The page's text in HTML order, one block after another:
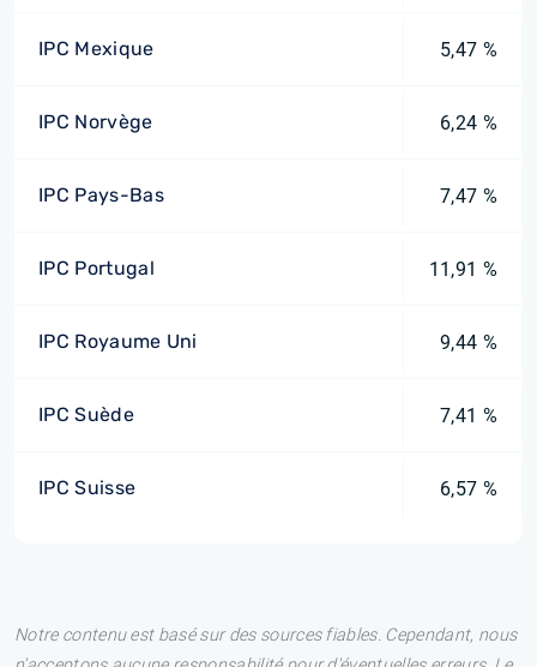
IPC Mexique 5,47 %
IPC Norvège 6,24 %
IPC Pays-Bas 7,47 %
IPC Portugal 11,91 %
IPC Royaume Uni 9,44 %
IPC Suède 7,41 %
IPC Suisse 6,57 %
Notre contenu est basé sur des sources fiables. Cependant, nous